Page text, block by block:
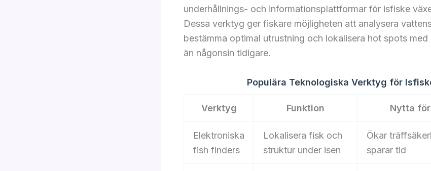
underhållnings- och informationsplattformar för isfiske
Dessa verktyg ger fiskare möjligheten att analysera
bestämma optimal utrustning och lokalisera hot spots med
än någonsin tidigare.
Populära Teknologiska Verktyg för
Verktyg Funktion Nytta
Elektroniska
fish finders
Lokalisera fisk och
struktur under isen
Ökar
sparar tid